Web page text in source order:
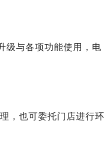
级与各项功能使用，电
，也可委托门店进行环